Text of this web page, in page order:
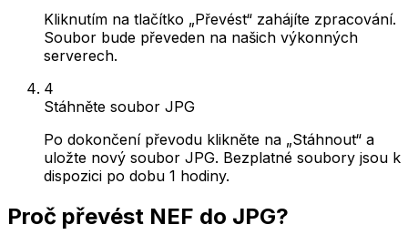
Kliknutím na tlačítko „Převést“ zahájíte zpracování.
Soubor bude převeden na našich výkonných
serverech.
4
Stáhněte soubor JPG
Po dokončení převodu klikněte na „Stáhnout“ a
uložte nový soubor JPG. Bezplatné soubory jsou k
dispozici po dobu 1 hodiny.
Proč převést NEF do JPG?